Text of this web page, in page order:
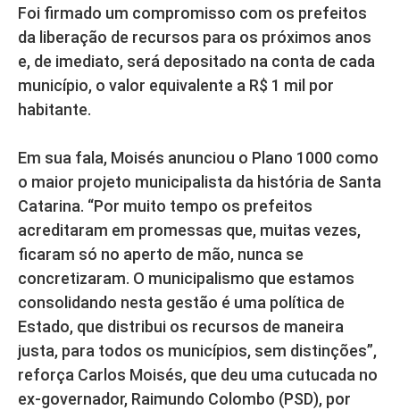
Foi firmado um compromisso com os prefeitos
da liberação de recursos para os próximos anos
e, de imediato, será depositado na conta de cada
município, o valor equivalente a R$ 1 mil por
habitante.
Em sua fala, Moisés anunciou o Plano 1000 como
o maior projeto municipalista da história de Santa
Catarina. “Por muito tempo os prefeitos
acreditaram em promessas que, muitas vezes,
ficaram só no aperto de mão, nunca se
concretizaram. O municipalismo que estamos
consolidando nesta gestão é uma política de
Estado, que distribui os recursos de maneira
justa, para todos os municípios, sem distinções”,
reforça Carlos Moisés, que deu uma cutucada no
ex-governador, Raimundo Colombo (PSD), por